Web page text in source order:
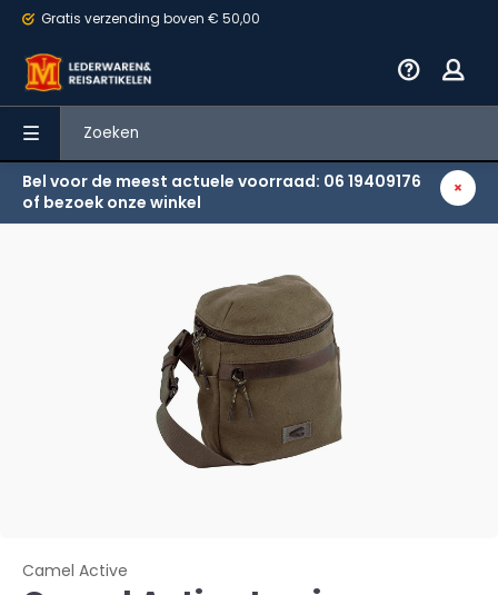
Gratis verzending boven € 50,00
Bel voor de meest actuele voorraad: 06 19409176
of bezoek onze winkel
Terug
Camel Active